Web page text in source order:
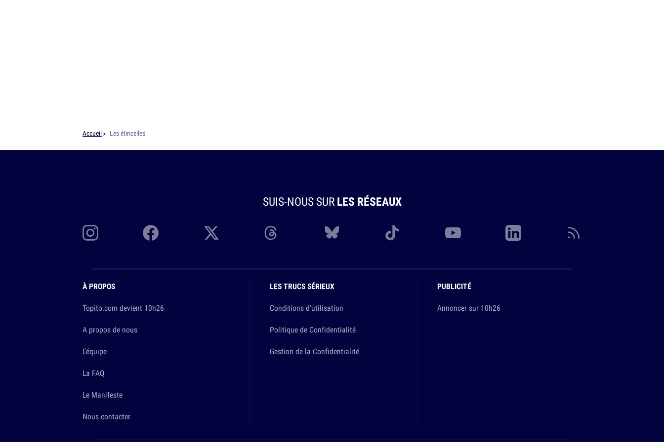
Accueil Les étincelles
SUIS-NOUS SURLES RÉSEAUX
À PROPOS
Topito.com devient 10h26
A propos de nous
L'équipe
La FAQ
Le Manifeste
Nous contacter
LES TRUCS SÉRIEUX
Conditions d'utilisation
Politique de Confidentialité
Gestion de la Confidentialité
PUBLICITÉ
Annoncer sur 10h26